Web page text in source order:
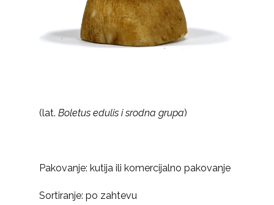
(lat. Boletus edulis i srodna grupa)
Pakovanje: kutija ili komercijalno pakovanje
Sortiranje: po zahtevu